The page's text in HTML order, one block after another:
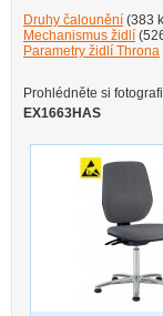
Druhy čalounění (383
Mechanismus židlí
Parametry židlí Throna
Prohlédněte si
EX1663HAS